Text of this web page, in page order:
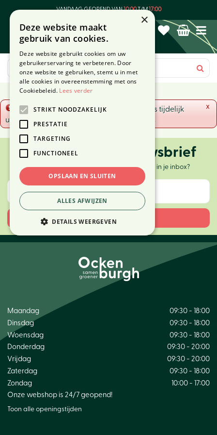
t
n
VANDAAG GEOPEND VAN10:00T/M17:00
x
Fout! De opgevraagde productpagina is tijdelijk
uitgeschakeld. Ga terug naar het
Ontvang onze nieuwsbrief
Elke twee weken nieuws, tips en inspiratie in je inbox?
Maandag
09:30 - 18:00
Dinsdag
09:30 - 18:00
Woensdag
09:30 - 18:00
Donderdag
09:30 - 20:00
Vrijdag
09:30 - 20:00
Zaterdag
09:30 - 18:00
Zondag
10:00 - 17:00
Onze webshop is 24/7 geopend!
Toon alle openingstijden
×
Deze website maakt
gebruik van cookies.
Deze website gebruikt cookies om uw
gebruikerservaring te verbeteren. Door
onze website te gebruiken, stemt u in met
alle cookies in overeenstemming met ons
Cookiebeleid. Lees verder
STRIKT NOODZAKELIJK
PRESTATIE
TARGETING
FUNCTIONEEL
OPSLAAN EN SLUITEN
ALLES AFWIJZEN
DETAILS WEERGEVEN